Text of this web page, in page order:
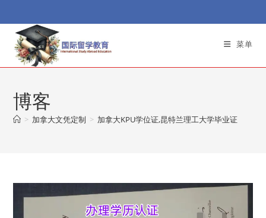
to
content
菜单
博客
> 加拿大文凭定制 > 加拿大KPU学位证,昆特兰理工大学毕业证